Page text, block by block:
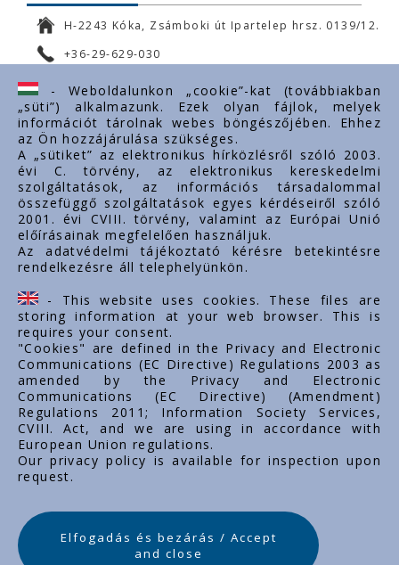
H-2243 Kóka, Zsámboki út Ipartelep hrsz. 0139/12.
+36-29-629-030
ertekesites@styron.hu
export@styron.hu
www.styron.hu
Important links
Über uns
Dokumente
Kontakt
Karriere
- Weboldalunkon „cookie”-kat (továbbiakban
„süti”) alkalmazunk. Ezek olyan fájlok, melyek
információt tárolnak webes böngészőjében. Ehhez
az Ön hozzájárulása szükséges.
A „sütiket” az elektronikus hírközlésről szóló 2003.
évi C. törvény, az elektronikus kereskedelmi
szolgáltatások, az információs társadalommal
összefüggő szolgáltatások egyes kérdéseiről szóló
2001. évi CVIII. törvény, valamint az Európai Unió
előírásainak megfelelően használjuk.
Az adatvédelmi tájékoztató kérésre betekintésre
rendelkezésre áll telephelyünkön.
- This website uses cookies. These files are
storing information at your web browser. This is
requires your consent.
"Cookies" are defined in the Privacy and Electronic
Communications (EC Directive) Regulations 2003 as
amended by the Privacy and Electronic
Communications (EC Directive) (Amendment)
Regulations 2011; Information Society Services,
CVIII. Act, and we are using in accordance with
European Union regulations.
Our privacy policy is available for inspection upon
request.
Elfogadás és bezárás / Accept
and close